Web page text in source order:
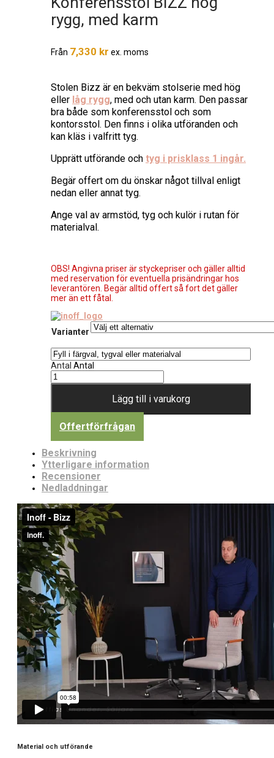
rygg, med karm
Från 7,330 kr ex. moms
Stolen Bizz är en bekväm stolserie med hög
eller låg rygg, med och utan karm. Den passar
bra både som konferensstol och som
kontorsstol. Den finns i olika utföranden och
kan kläs i valfritt tyg.
Upprätt utförande och tyg i prisklass 1 ingår.
Begär offert om du önskar något tillval enligt
nedan eller annat tyg.
Ange val av armstöd, tyg och kulör i rutan för
materialval.
OBS! Angivna priser är styckepriser och gäller alltid
med reservation för eventuella prisändringar hos
leverantören. Begär alltid offert så fort det gäller
mer än ett fåtal.
Varianter
Antal Antal
Lägg till i varukorg
Offertförfrågan
Beskrivning
Ytterligare information
Recensioner
Nedladdningar
Material och utförande